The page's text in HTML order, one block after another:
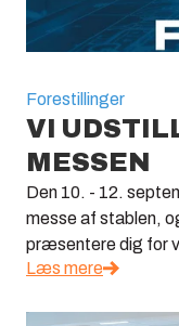
Forestillinger
VI
MESSEN
Den 10. - 12.
messe af stablen,
præsentere dig for
Læs mere